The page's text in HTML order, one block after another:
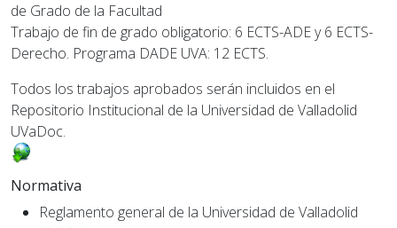
de Grado de la Facultad
Trabajo de fin de grado obligatorio: 6 ECTS-ADE y 6 ECTS-
Derecho. Programa DADE UVA: 12 ECTS.
Todos los trabajos aprobados serán incluidos en el
Repositorio Institucional de la Universidad de Valladolid
UVaDoc.
Normativa
Reglamento general de la Universidad de Valladolid